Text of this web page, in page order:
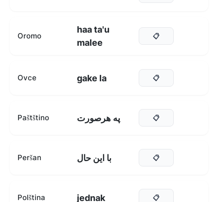
Oromo
haa ta'u
malee
📋
Ovce gake la 📋
Paštštino په هرصورت 📋
Peršan با این حال 📋
Polština jednak 📋